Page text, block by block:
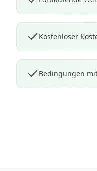
Kostenloser
Bedingungen